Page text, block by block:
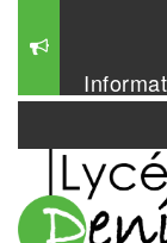
contenu